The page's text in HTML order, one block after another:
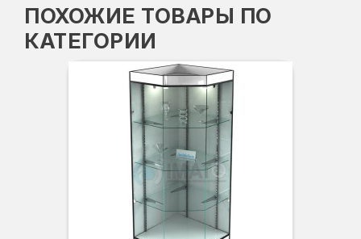
ПОХОЖИЕ ТОВАРЫ ПО
КАТЕГОРИИ